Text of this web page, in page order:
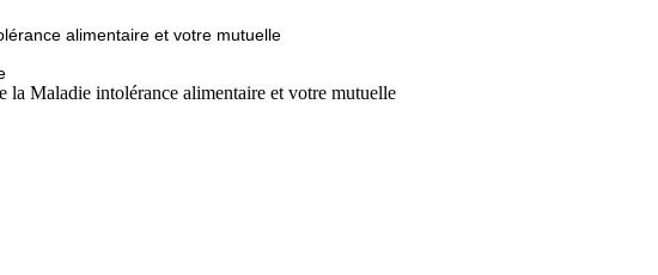
alimentaire et votre mutuelle
la Maladie intolérance alimentaire et votre mutuelle